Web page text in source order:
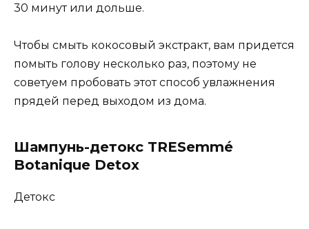
30 минут или дольше.
Чтобы смыть кокосовый экстракт, вам придется
помыть голову несколько раз, поэтому не
советуем пробовать этот способ увлажнения
прядей перед выходом из дома.
Шампунь-детокс TRESemmé
Botanique Detox
Детокс